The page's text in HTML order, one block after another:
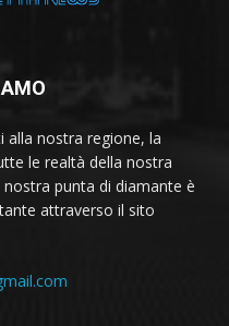
nostra regione, la
le realtà della nostra
punta di diamante è
attraverso il sito